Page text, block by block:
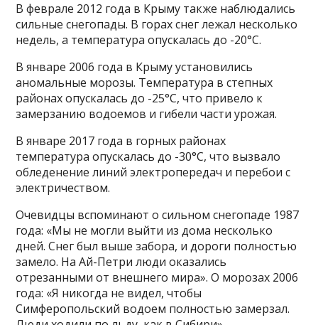
В феврале 2012 года в Крыму также наблюдались
сильные снегопады. В горах снег лежал несколько
недель, а температура опускалась до -20°C.
В январе 2006 года в Крыму установились
аномальные морозы. Температура в степных
районах опускалась до -25°C, что привело к
замерзанию водоемов и гибели части урожая.
В январе 2017 года в горных районах
температура опускалась до -30°C, что вызвало
обледенение линий электропередач и перебои с
электричеством.
Очевидцы вспоминают о сильном снегопаде 1987
года: «Мы не могли выйти из дома несколько
дней. Снег был выше забора, и дороги полностью
замело. На Ай-Петри люди оказались
отрезанными от внешнего мира». О морозах 2006
года: «Я никогда не видел, чтобы
Симферопольский водоем полностью замерзал.